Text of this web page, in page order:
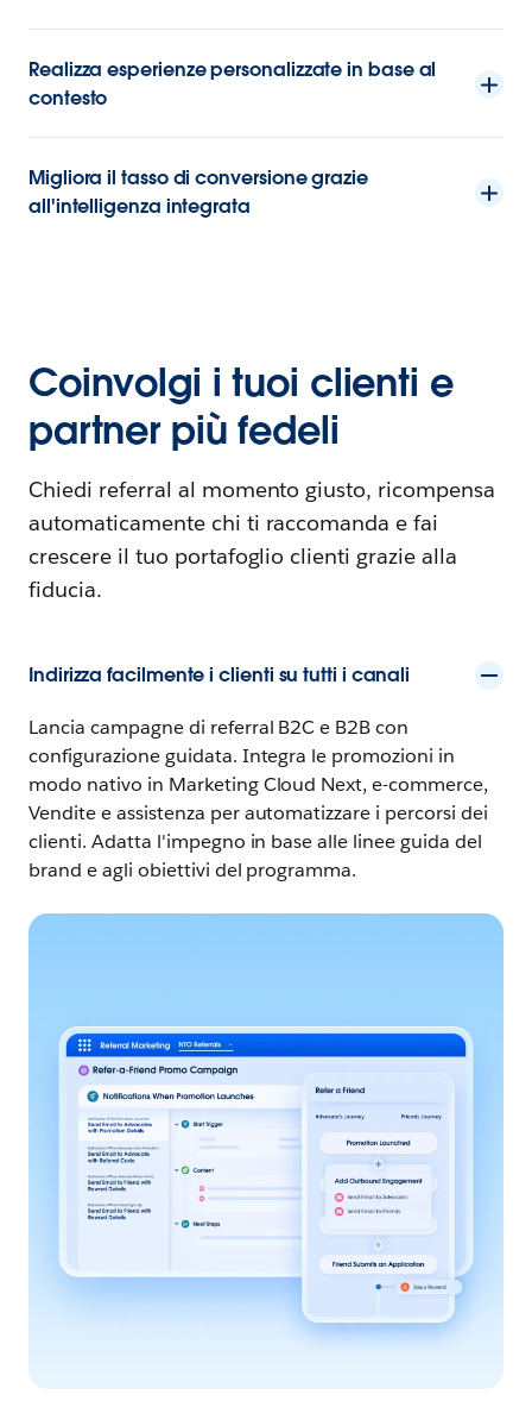
Realizza esperienze personalizzate in base al
contesto
Migliora il tasso di conversione grazie
all'intelligenza integrata
Coinvolgi i tuoi clienti e
partner più fedeli
Chiedi referral al momento giusto, ricompensa
automaticamente chi ti raccomanda e fai
crescere il tuo portafoglio clienti grazie alla
fiducia.
Indirizza facilmente i clienti su tutti i canali
Lancia campagne di referral B2C e B2B con
configurazione guidata. Integra le promozioni in
modo nativo in Marketing Cloud Next, e-commerce,
Vendite e assistenza per automatizzare i percorsi dei
clienti. Adatta l'impegno in base alle linee guida del
brand e agli obiettivi del programma.